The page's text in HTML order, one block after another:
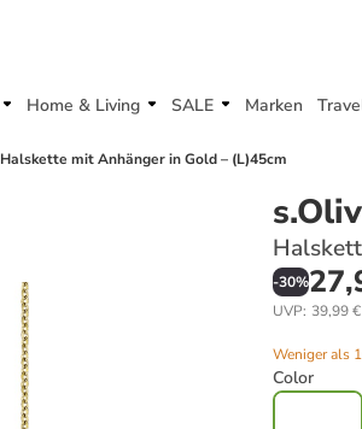
Home & Living SALE Marken
Halskette mit Anhänger in Gold – (L)45cm
-30%
UVP: 39,99 €
Weniger als
Color